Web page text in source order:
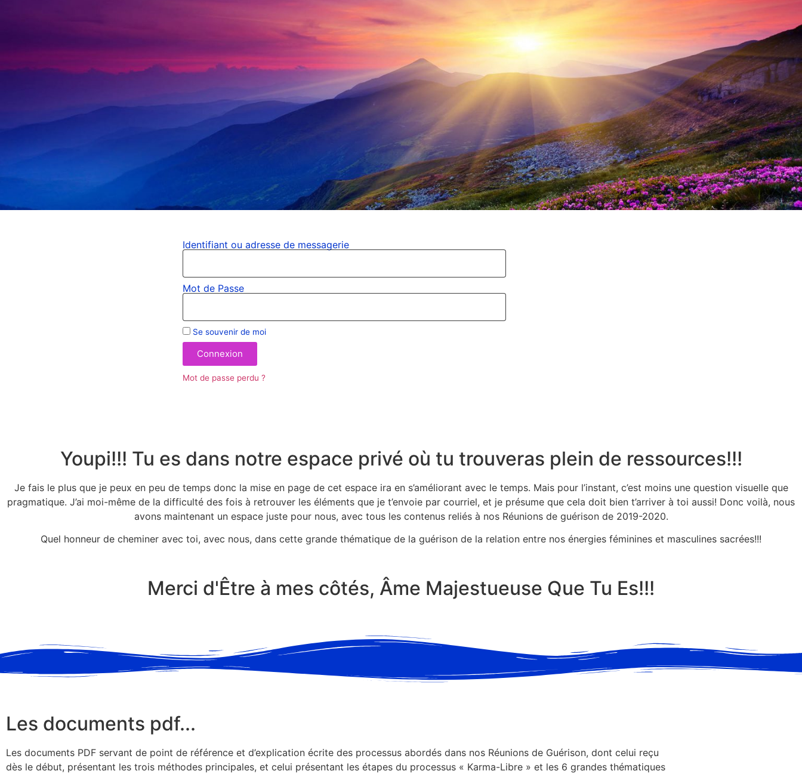
Identifiant ou adresse de messagerie
Mot de Passe
Se souvenir de moi
Connexion
Mot de passe perdu ?
Youpi!!! Tu es dans notre espace privé où tu trouveras plein de ressources!!!
Je fais le plus que je peux en peu de temps donc la mise en page de cet espace ira en s’améliorant avec le temps. Mais pour l’instant, c’est moins une question visuelle que
pragmatique. J’ai moi-même de la difficulté des fois à retrouver les éléments que je t’envoie par courriel, et je présume que cela doit bien t’arriver à toi aussi! Donc voilà, nous
avons maintenant un espace juste pour nous, avec tous les contenus reliés à nos Réunions de guérison de 2019-2020.
Quel honneur de cheminer avec toi, avec nous, dans cette grande thématique de la guérison de la relation entre nos énergies féminines et masculines sacrées!!!
Merci d'Être à mes côtés, Âme Majestueuse Que Tu Es!!!
Les documents pdf...
Les documents PDF servant de point de référence et d’explication écrite des processus abordés dans nos Réunions de Guérison, dont celui reçu
dès le début, présentant les trois méthodes principales, et celui présentant les étapes du processus « Karma-Libre » et les 6 grandes thématiques